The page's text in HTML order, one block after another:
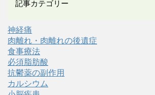
記事カテゴリー
神経痛
肉離れ・肉離れの後遺症
食事療法
必須脂肪酸
抗鬱薬の副作用
カルシウム